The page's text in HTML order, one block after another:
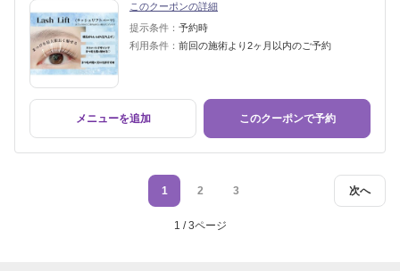
このクーポンの詳細
提示条件： 予約時
利用条件： 前回の施術より2ヶ月以内のご予約
メニューを追加 このクーポンで予約
次へ
1 2 3
1 / 3ページ